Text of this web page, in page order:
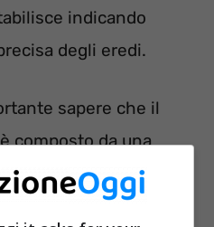
indicando
degli eredi.
sapere che il
composto da una
quota indisponibile.